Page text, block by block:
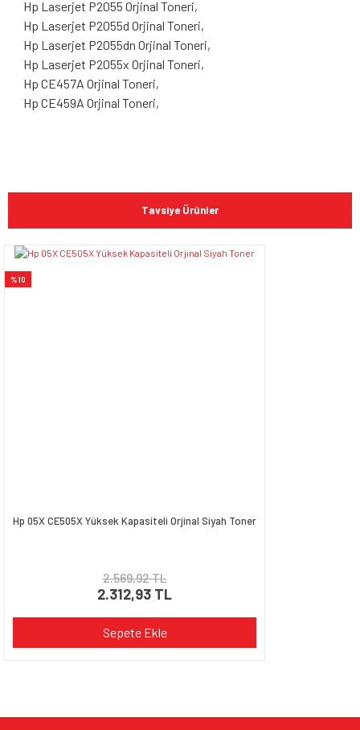
Hp Laserjet P2055 Orjinal Toneri,
Hp Laserjet P2055d Orjinal Toneri,
Hp Laserjet P2055dn Orjinal Toneri,
Hp Laserjet P2055x Orjinal Toneri,
Hp CE457A Orjinal Toneri,
Hp CE459A Orjinal Toneri,
Bu ürüne ilk yorumu siz yapın!
Yorum Yaz
konularda yetersiz gördüğünüz noktaları öneri formunu
kullanarak tarafımıza iletebilirsiniz.
Tavsiye Ürünler
%10
Hp 05X CE505X Yüksek Kapasiteli Orjinal Siyah Toner
2.569,92 TL
2.312,93 TL
Sepete Ekle